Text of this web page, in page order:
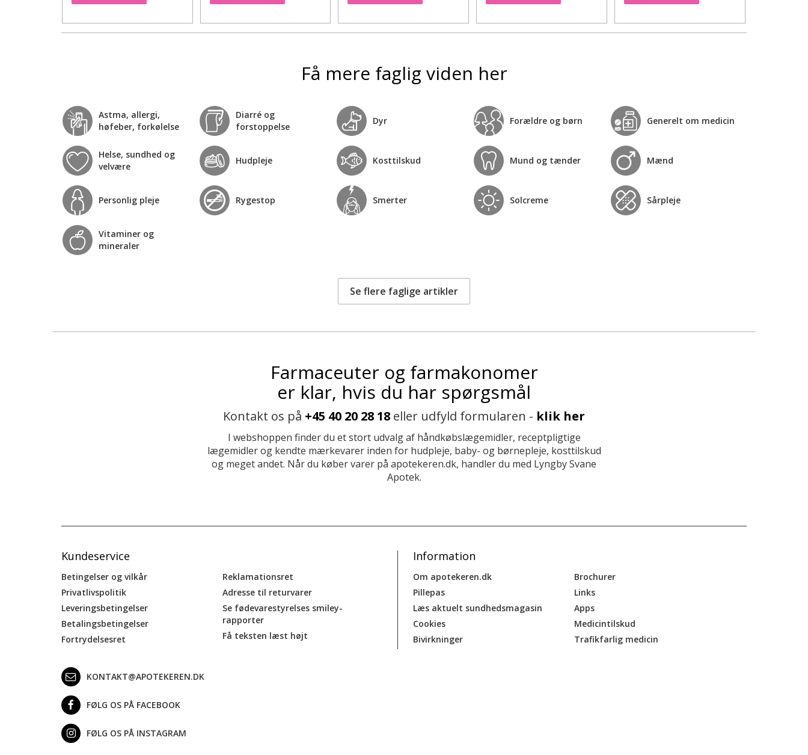
Få mere faglig viden her
Astma, allergi,
høfeber, forkølelse
Diarré og
forstoppelse
Dyr Forældre og børn Generelt om medicin
Helse, sundhed og
velvære
Hudpleje Kosttilskud Mund og tænder Mænd
Personlig pleje Rygestop Smerter Solcreme Sårpleje
Vitaminer og
mineraler
Se flere faglige artikler
Farmaceuter og farmakonomer
er klar, hvis du har spørgsmål
Kontakt os på +45 40 20 28 18 eller udfyld formularen - klik her
I webshoppen finder du et stort udvalg af håndkøbslægemidler, receptpligtige
lægemidler og kendte mærkevarer inden for hudpleje, baby- og børnepleje, kosttilskud
og meget andet. Når du køber varer på apotekeren.dk, handler du med Lyngby Svane
Apotek.
Kundeservice
Betingelser og vilkår
Privatlivspolitik
Leveringsbetingelser
Betalingsbetingelser
Fortrydelsesret
Reklamationsret
Adresse til returvarer
Se fødevarestyrelses smiley-
rapporter
Få teksten læst højt
Information
Om apotekeren.dk
Pillepas
Læs aktuelt sundhedsmagasin
Cookies
Bivirkninger
Brochurer
Links
Apps
Medicintilskud
Trafikfarlig medicin
KONTAKT@APOTEKEREN.DK
FØLG OS PÅ FACEBOOK
FØLG OS PÅ INSTAGRAM